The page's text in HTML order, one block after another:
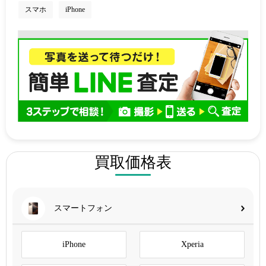
スマホ iPhone
買取価格表
スマートフォン
iPhone Xperia